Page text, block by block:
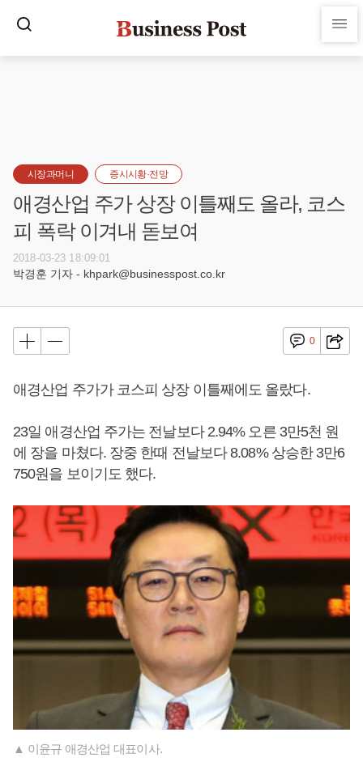
시장과머니 증시시황·전망
애경산업 주가 상장 이틀째도 올라, 코스
피 폭락 이겨내 돋보여
2018-03-23 18:09:01
박경훈 기자 - khpark@businesspost.co.kr
0
애경산업 주가가 코스피 상장 이틀째에도 올랐다.
23일 애경산업 주가는 전날보다 2.94% 오른 3만5천 원
에 장을 마쳤다. 장중 한때 전날보다 8.08% 상승한 3만6
750원을 보이기도 했다.
▲ 이윤규 애경산업 대표이사.